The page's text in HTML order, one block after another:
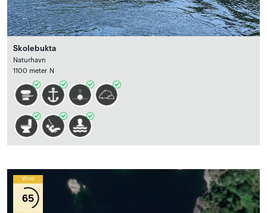
Skolebukta
Naturhavn
1100 meter N
Wind
65